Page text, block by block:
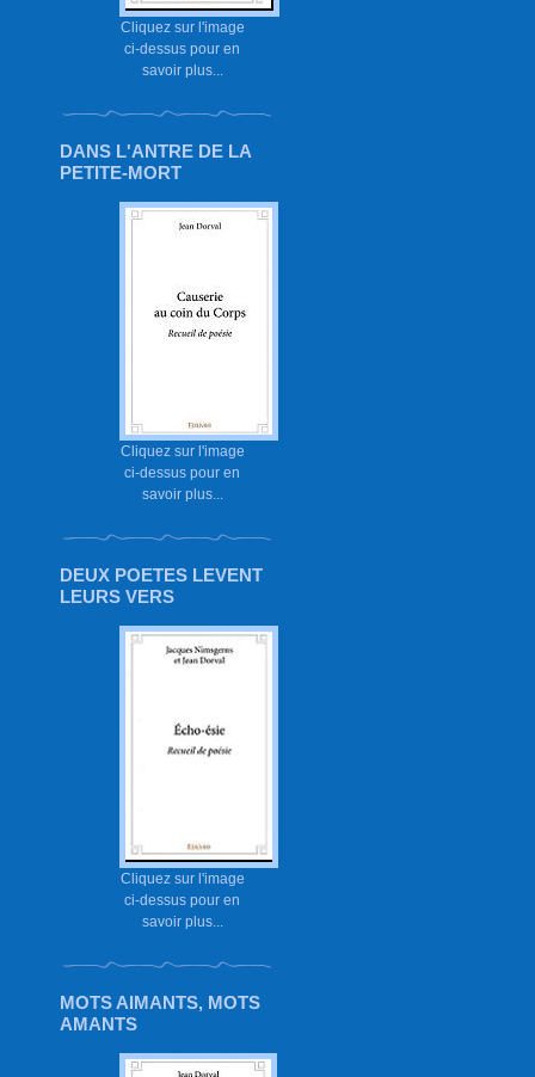
Cliquez sur l'image
ci-dessus pour en
savoir plus...
DANS L'ANTRE DE LA
PETITE-MORT
Cliquez sur l'image
ci-dessus pour en
savoir plus...
DEUX POETES LEVENT
LEURS VERS
Cliquez sur l'image
ci-dessus pour en
savoir plus...
MOTS AIMANTS, MOTS
AMANTS